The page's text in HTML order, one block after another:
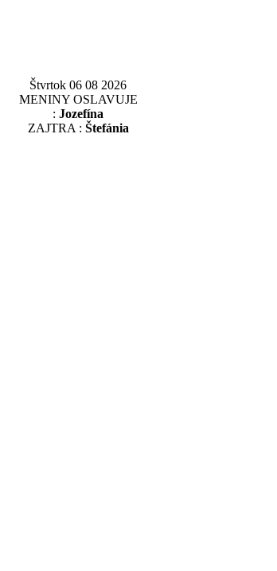
Štvrtok 06 08 2026
MENINY OSLAVUJE
: Jozefína
ZAJTRA : Štefánia